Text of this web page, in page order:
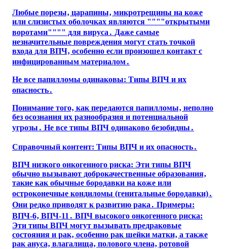
Любые порезы‚ царапины‚ микротрещины на коже
или слизистых оболочках являются """"открытыми
воротами"""" для вируса․ Даже самые
незначительные повреждения могут стать точкой
входа для ВПЧ‚ особенно если произошел контакт с
инфицированным материалом․
Не все папилломы одинаковы: Типы ВПЧ и их
опасность․
Понимание того‚ как передаются папилломы‚ неполно
без осознания их разнообразия и потенциальной
угрозы․ Не все типы ВПЧ одинаково безобидны․
Справочный контент: Типы ВПЧ и их опасность․
ВПЧ низкого онкогенного риска: Эти типы ВПЧ
обычно вызывают доброкачественные образования‚
такие как обычные бородавки на коже или
остроконечные кондиломы (генитальные бородавки)․
Они редко приводят к развитию рака․ Примеры:
ВПЧ-6‚ ВПЧ-11․ ВПЧ высокого онкогенного риска:
Эти типы ВПЧ могут вызывать предраковые
состояния и рак‚ особенно рак шейки матки‚ а также
рак ануса‚ влагалища‚ полового члена‚ ротовой